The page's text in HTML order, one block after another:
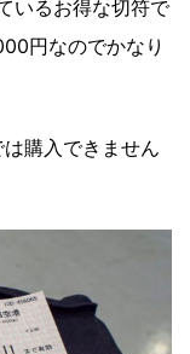
いるお得な切符で
円なのでかなり
購入できません